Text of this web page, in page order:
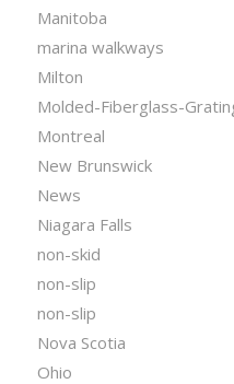
Manitoba
marina walkways
Milton
Molded-Fiberglass-
Montreal
New Brunswick
News
Niagara Falls
non-skid
non-slip
non-slip
Nova Scotia
Ohio